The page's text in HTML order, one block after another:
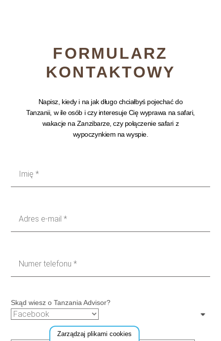
FORMULARZ
KONTAKTOWY
Napisz, kiedy i na jak długo chciałbyś pojechać do
Tanzanii, w ile osób i czy interesuje Cię wyprawa na safari,
wakacje na Zanzibarze, czy połączenie safari z
wypoczynkiem na wyspie.
Skąd wiesz o Tanzania Advisor?
Zarządzaj plikami cookies